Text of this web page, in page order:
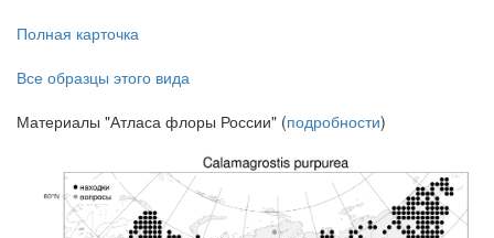
Полная карточка
Все образцы этого вида
Материалы "Атласа флоры России" (подробности)